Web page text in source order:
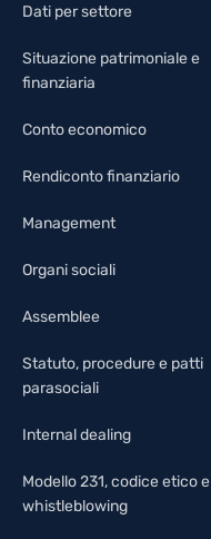
Dati per settore
Situazione patrimoniale e
finanziaria
Conto economico
Rendiconto finanziario
Management
Organi sociali
Assemblee
Statuto, procedure e patti
parasociali
Internal dealing
Modello 231, codice etico e
whistleblowing